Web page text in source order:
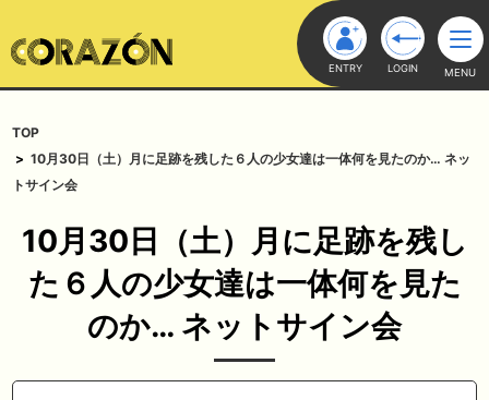
ENTRY LOGIN MENU
TOP
10月30日（土）月に足跡を残した６人の少女達は一体何を見たのか… ネッ
トサイン会
10月30日（土）月に足跡を残し
た６人の少女達は一体何を見た
のか… ネットサイン会